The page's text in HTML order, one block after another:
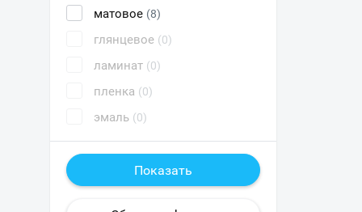
матовое (8)
глянцевое (0)
ламинат (0)
пленка (0)
эмаль (0)